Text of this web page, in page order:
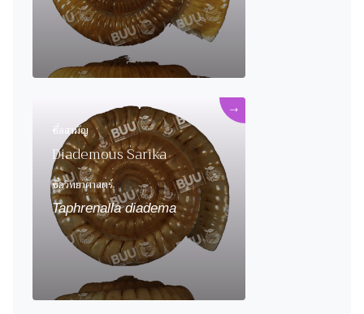
ชื่อสามัญ
Diademous Sarika
ชื่อวิทยาศาสตร์
Taphrenalla diadema
→